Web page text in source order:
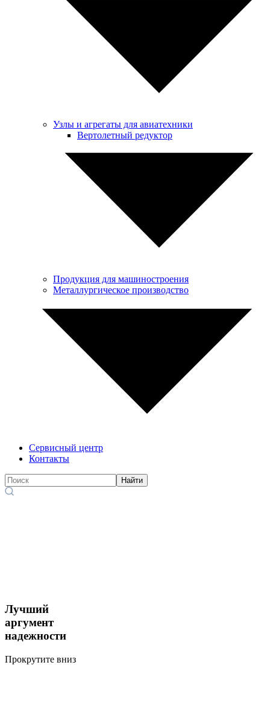
Узлы и агрегаты для авиатехники
Вертолетный редуктор
Продукция для машиностроения
Металлургическое производство
Сервисный центр
Контакты
Найти
Лучший
аргумент
надежности
Прокрутите вниз